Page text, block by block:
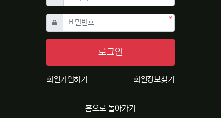
비밀번호필수
로그인
회원가입하기 회원정보찾기
홈으로 돌아가기